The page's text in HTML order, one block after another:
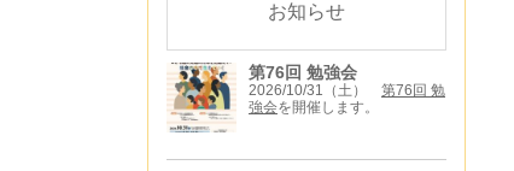
お知らせ
第76回 勉強会
2026/10/31（土） 第76回 勉
強会を開催します。